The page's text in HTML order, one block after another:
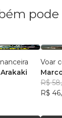
pode
Voar
e
R$
R$